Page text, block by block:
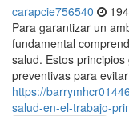
carapcie756540
Para garantizar un
fundamental
salud. Estos
preventivas para
https://
salud-en-el-trabajo-